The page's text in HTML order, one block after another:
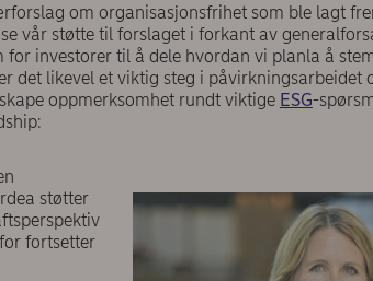
om organisasjonsfrihet som ble lagt
vår støtte til forslaget i forkant av
investorer til å dele hvordan vi planla å
det likevel et viktig steg i påvirkningsarbeidet
oppmerksomhet rundt viktige ESG-
støtter
fortsetter